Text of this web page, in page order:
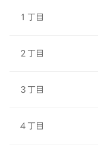
１丁目
２丁目
３丁目
４丁目